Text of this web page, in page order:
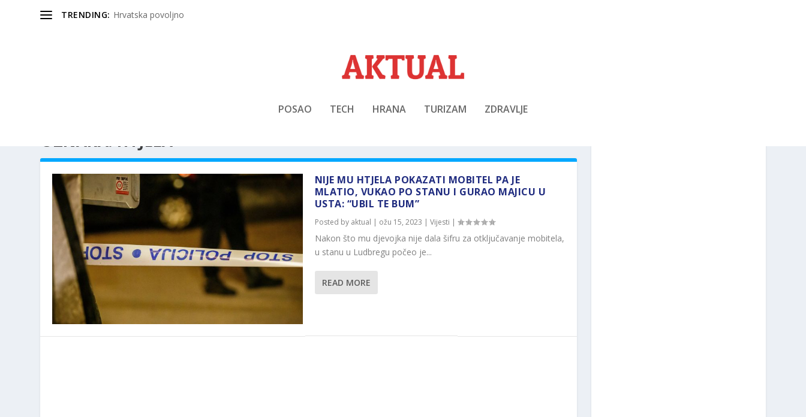
TRENDING: Hrvatska povoljno
POSAO TECH HRANA TURIZAM ZDRAVLJE
OZNAKA: HTJELA
NIJE MU HTJELA POKAZATI MOBITEL PA JE
MLATIO, VUKAO PO STANU I GURAO MAJICU U
USTA: “UBIL TE BUM”
Posted by aktual | ožu 15, 2023 | Vijesti |
Nakon što mu djevojka nije dala šifru za otključavanje mobitela,
u stanu u Ludbregu počeo je...
READ MORE